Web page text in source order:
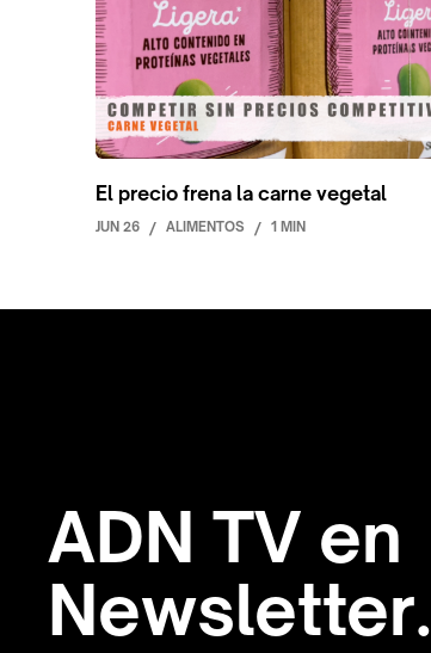
El precio frena la carne vegetal
JUN 26 / ALIMENTOS / 1 MIN
ADN TV en
Newsletter.